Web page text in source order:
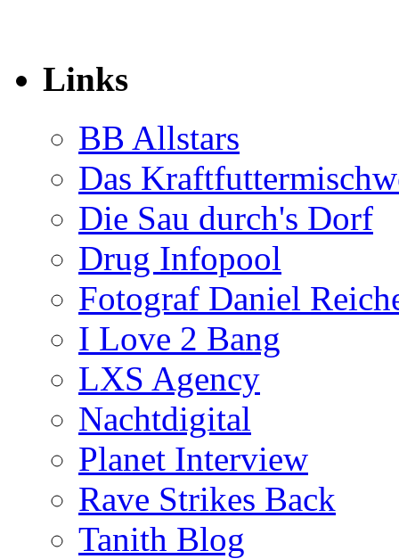
Links
BB Allstars
Das
Die Sau durch's Dorf
Drug Infopool
Fotograf Daniel
I Love 2 Bang
LXS Agency
Nachtdigital
Planet Interview
Rave Strikes Back
Tanith Blog